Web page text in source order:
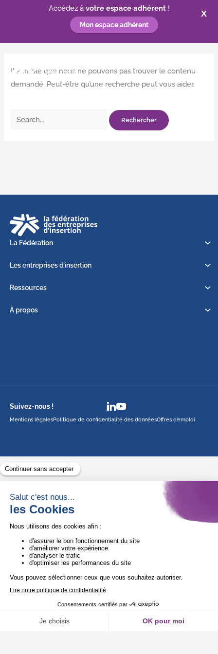
X
Accédez à votre espace adhérent!
Mon espace adhérent
contenu
Il semble que nous ne pouvons pas trouver le contenu
demandé. Peut-être qu’une recherche peut vous aider.
Rechercher :
La Fédération
Les entreprises d’insertion
Ressources
À propos
Suivez-nous !
Mentions légalesPolitique de confidentialité des donnéesOffres d’emploi
1ère Organisation de l’ESS certifiée Quali’OP